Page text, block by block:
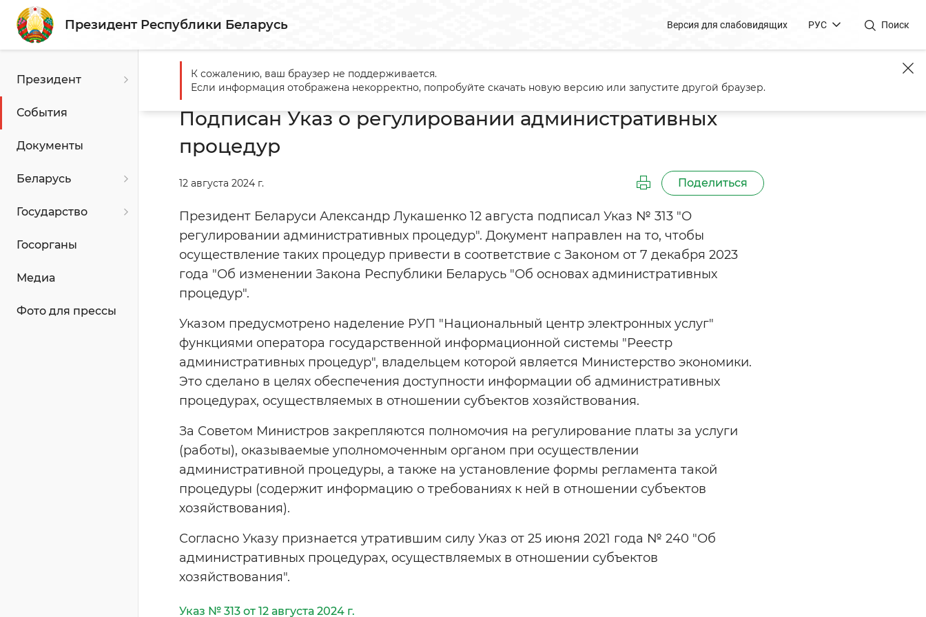
Президент Республики Беларусь Версия для слабовидящих РУС Поиск
Президент
События
Документы
Беларусь
Государство
Госорганы
Медиа
Фото для прессы
Главная События Подписан Указ о регулировании административных процедур
Подписан Указ о регулировании административных
процедур
12 августа 2024 г. Поделиться
Президент Беларуси Александр Лукашенко 12 августа подписал Указ № 313 "О
регулировании административных процедур". Документ направлен на то, чтобы
осуществление таких процедур привести в соответствие с Законом от 7 декабря 2023
года "Об изменении Закона Республики Беларусь "Об основах административных
процедур".
Указом предусмотрено наделение РУП "Национальный центр электронных услуг"
функциями оператора государственной информационной системы "Реестр
административных процедур", владельцем которой является Министерство экономики.
Это сделано в целях обеспечения доступности информации об административных
процедурах, осуществляемых в отношении субъектов хозяйствования.
За Советом Министров закрепляются полномочия на регулирование платы за услуги
(работы), оказываемые уполномоченным органом при осуществлении
административной процедуры, а также на установление формы регламента такой
процедуры (содержит информацию о требованиях к ней в отношении субъектов
хозяйствования).
Согласно Указу признается утратившим силу Указ от 25 июня 2021 года № 240 "Об
административных процедурах, осуществляемых в отношении субъектов
хозяйствования".
Указ № 313 от 12 августа 2024 г.
К сожалению, ваш браузер не поддерживается.
Если информация отображена некорректно, попробуйте скачать новую версию или запустите другой браузер.